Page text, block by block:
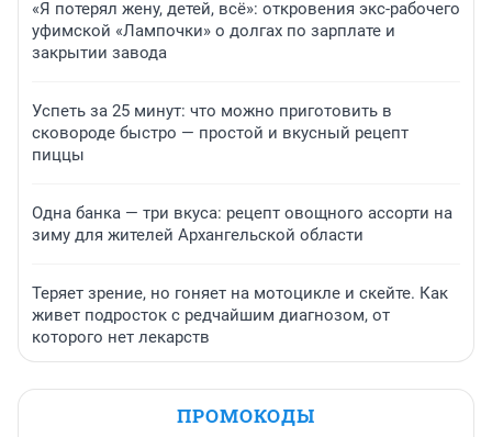
«Я потерял жену, детей, всё»: откровения экс-рабочего
уфимской «Лампочки» о долгах по зарплате и
закрытии завода
Успеть за 25 минут: что можно приготовить в
сковороде быстро — простой и вкусный рецепт
пиццы
Одна банка — три вкуса: рецепт овощного ассорти на
зиму для жителей Архангельской области
Теряет зрение, но гоняет на мотоцикле и скейте. Как
живет подросток с редчайшим диагнозом, от
которого нет лекарств
ПРОМОКОДЫ